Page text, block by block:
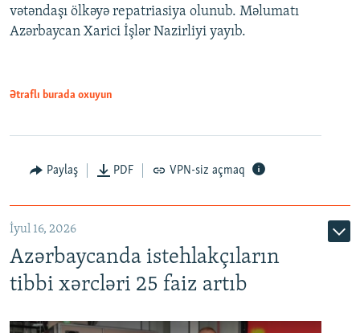
vətəndaşı ölkəyə repatriasiya olunub. Məlumatı
Azərbaycan Xarici İşlər Nazirliyi yayıb.
Ətraflı burada oxuyun
Paylaş PDF VPN-siz açmaq
İyul 16, 2026
Azərbaycanda istehlakçıların
tibbi xərcləri 25 faiz artıb